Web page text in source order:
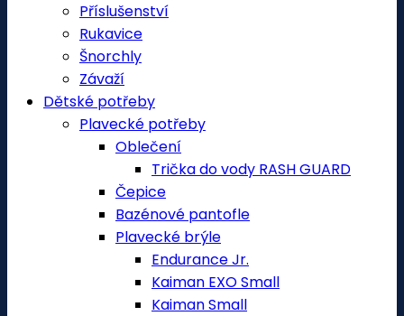
Příslušenství
Rukavice
Šnorchly
Závaží
Dětské potřeby
Plavecké potřeby
Oblečení
Trička do vody RASH GUARD
Čepice
Bazénové pantofle
Plavecké brýle
Endurance Jr.
Kaiman EXO Small
Kaiman Small